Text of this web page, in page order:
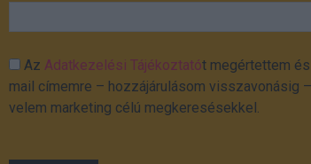
Az Adatkezelési Tájékoztatót megértettem
mail címemre – hozzájárulásom visszavonásig
velem marketing célú megkeresésekkel.